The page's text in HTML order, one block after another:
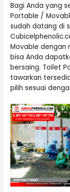
Bagi Anda yang
Portable /
sudah datang di
Movable dengan
bisa Anda
bersaing. Toilet
tawarkan
pilih sesuai